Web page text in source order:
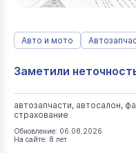
Авто и мото
Заметили
автозапчасти, автосалон,
страхование
Обновление: 06.08.2026
На сайте: 8 лет